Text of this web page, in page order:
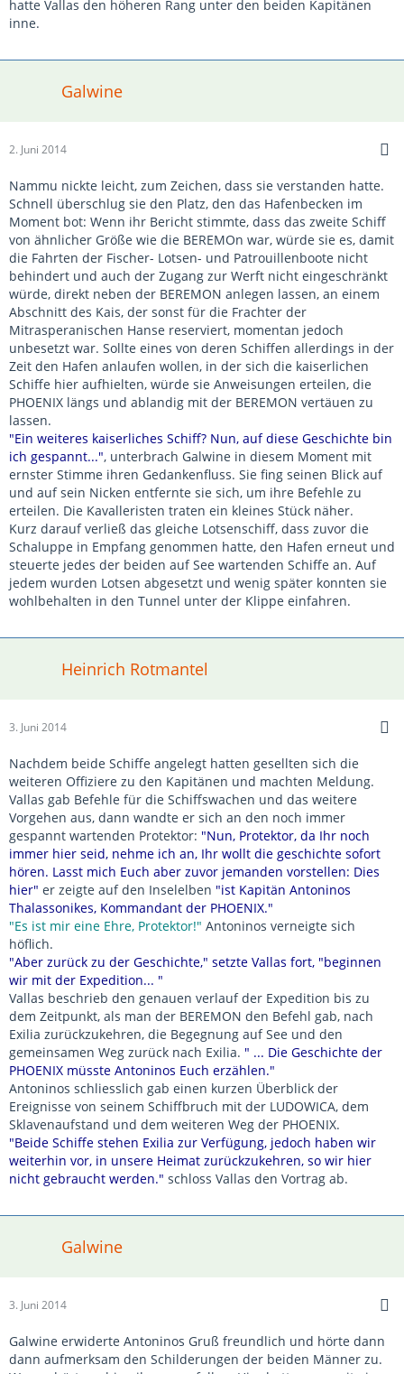
hatte Vallas den höheren Rang unter den beiden Kapitänen
inne.
Galwine
2. Juni 2014
Nammu nickte leicht, zum Zeichen, dass sie verstanden hatte.
Schnell überschlug sie den Platz, den das Hafenbecken im
Moment bot: Wenn ihr Bericht stimmte, dass das zweite Schiff
von ähnlicher Größe wie die BEREMOn war, würde sie es, damit
die Fahrten der Fischer- Lotsen- und Patrouillenboote nicht
behindert und auch der Zugang zur Werft nicht eingeschränkt
würde, direkt neben der BEREMON anlegen lassen, an einem
Abschnitt des Kais, der sonst für die Frachter der
Mitrasperanischen Hanse reserviert, momentan jedoch
unbesetzt war. Sollte eines von deren Schiffen allerdings in der
Zeit den Hafen anlaufen wollen, in der sich die kaiserlichen
Schiffe hier aufhielten, würde sie Anweisungen erteilen, die
PHOENIX längs und ablandig mit der BEREMON vertäuen zu
lassen.
"Ein weiteres kaiserliches Schiff? Nun, auf diese Geschichte bin
ich gespannt...", unterbrach Galwine in diesem Moment mit
ernster Stimme ihren Gedankenfluss. Sie fing seinen Blick auf
und auf sein Nicken entfernte sie sich, um ihre Befehle zu
erteilen. Die Kavalleristen traten ein kleines Stück näher.
Kurz darauf verließ das gleiche Lotsenschiff, dass zuvor die
Schaluppe in Empfang genommen hatte, den Hafen erneut und
steuerte jedes der beiden auf See wartenden Schiffe an. Auf
jedem wurden Lotsen abgesetzt und wenig später konnten sie
wohlbehalten in den Tunnel unter der Klippe einfahren.
Heinrich Rotmantel
3. Juni 2014
Nachdem beide Schiffe angelegt hatten gesellten sich die
weiteren Offiziere zu den Kapitänen und machten Meldung.
Vallas gab Befehle für die Schiffswachen und das weitere
Vorgehen aus, dann wandte er sich an den noch immer
gespannt wartenden Protektor: "Nun, Protektor, da Ihr noch
immer hier seid, nehme ich an, Ihr wollt die geschichte sofort
hören. Lasst mich Euch aber zuvor jemanden vorstellen: Dies
hier" er zeigte auf den Inselelben "ist Kapitän Antoninos
Thalassonikes, Kommandant der PHOENIX."
"Es ist mir eine Ehre, Protektor!" Antoninos verneigte sich
höflich.
"Aber zurück zu der Geschichte," setzte Vallas fort, "beginnen
wir mit der Expedition... "
Vallas beschrieb den genauen verlauf der Expedition bis zu
dem Zeitpunkt, als man der BEREMON den Befehl gab, nach
Exilia zurückzukehren, die Begegnung auf See und den
gemeinsamen Weg zurück nach Exilia. " ... Die Geschichte der
PHOENIX müsste Antoninos Euch erzählen."
Antoninos schliesslich gab einen kurzen Überblick der
Ereignisse von seinem Schiffbruch mit der LUDOWICA, dem
Sklavenaufstand und dem weiteren Weg der PHOENIX.
"Beide Schiffe stehen Exilia zur Verfügung, jedoch haben wir
weiterhin vor, in unsere Heimat zurückzukehren, so wir hier
nicht gebraucht werden." schloss Vallas den Vortrag ab.
Galwine
3. Juni 2014
Galwine erwiderte Antoninos Gruß freundlich und hörte dann
dann aufmerksam den Schilderungen der beiden Männer zu.